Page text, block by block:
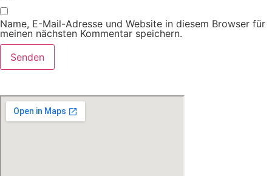
Name, E-Mail-Adresse und Website in diesem Browser für
meinen nächsten Kommentar speichern.